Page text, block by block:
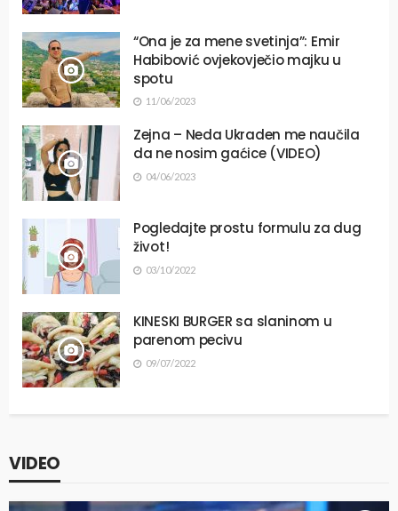
“Ona je za mene svetinja”: Emir
Habibović ovjekovječio majku u
spotu
11/06/2023
Zejna – Neda Ukraden me naučila
da ne nosim gaćice (VIDEO)
04/06/2023
Pogledajte prostu formulu za dug
život!
03/10/2022
KINESKI BURGER sa slaninom u
parenom pecivu
09/07/2022
VIDEO